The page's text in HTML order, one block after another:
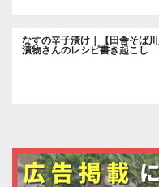
なすの辛子漬け｜【田舎そば川
漬物さんのレシピ書き起こし